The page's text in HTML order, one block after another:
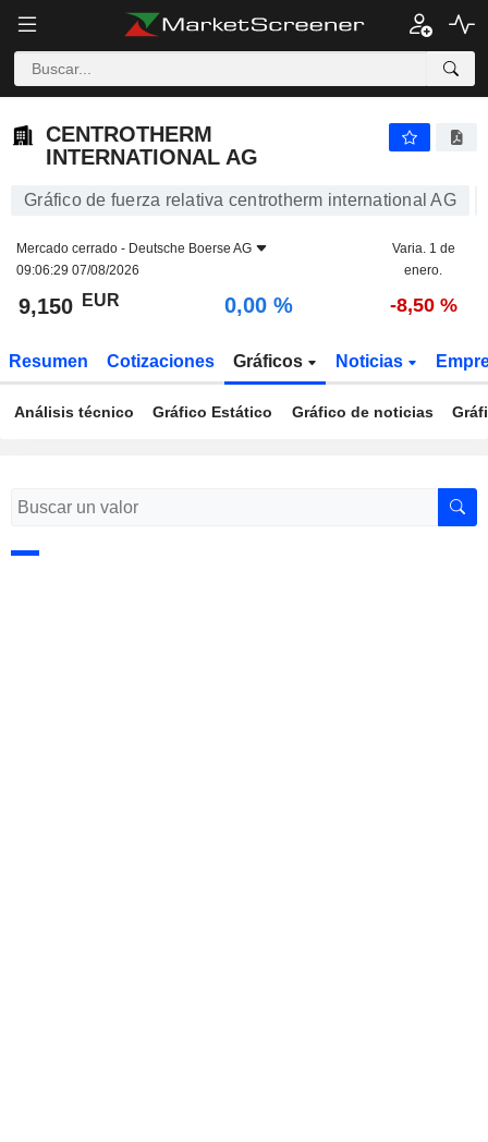
CENTROTHERM
INTERNATIONAL AG
Gráfico de fuerza relativa centrotherm international AG
Mercado cerrado - Deutsche Boerse AG
09:06:29 07/08/2026
Varia. 1 de
enero.
9,150 EUR 0,00 % -8,50 %
Resumen Cotizaciones Gráficos Noticias
Análisis técnico Gráfico Estático Gráfico de noticias